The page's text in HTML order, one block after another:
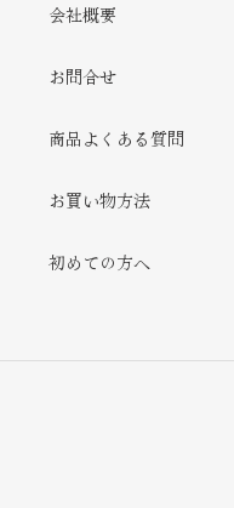
会社概要
お問合せ
商品よくある質問
お買い物方法
初めての方へ